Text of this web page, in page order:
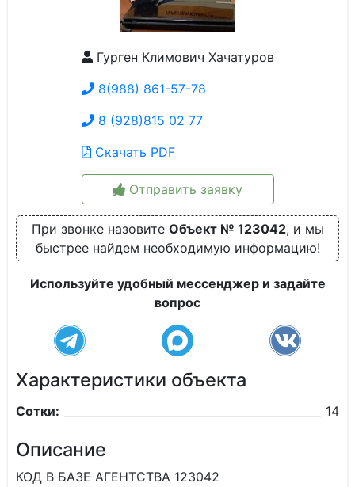
Гурген Климович Хачатуров
8(988) 861-57-78
8 (928)815 02 77
Скачать PDF
Отправить заявку
При звонке назовите Объект № 123042, и мы
быстрее найдем необходимую информацию!
Используйте удобный мессенджер и задайте
вопрос
Характеристики объекта
Сотки: 14
Описание
КОД В БАЗЕ АГЕНТСТВА 123042